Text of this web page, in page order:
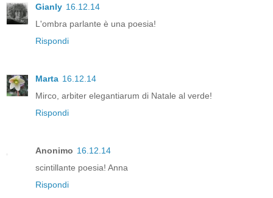
Gianly 16.12.14
L'ombra parlante è una poesia!
Rispondi
Marta 16.12.14
Mirco, arbiter elegantiarum di Natale al verde!
Rispondi
Anonimo 16.12.14
scintillante poesia! Anna
Rispondi